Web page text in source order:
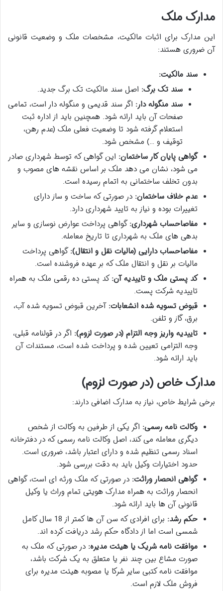
مدارک ملک
این مدارک برای اثبات مالکیت، مشخصات ملک و وضعیت قانونی
آن ضروری هستند:
سند مالکیت:
سند تک برگ: اصل سند مالکیت تک برگ جدید.
سند منگوله دار: اگر سند قدیمی و منگوله دار است، تمامی
صفحات آن باید ارائه شود. همچنین باید از اداره ثبت
استعلام گرفته شود تا وضعیت فعلی ملک (عدم رهن،
توقیف و …) مشخص شود.
گواهی پایان کار ساختمان: این گواهی که توسط شهرداری صادر
می شود، نشان می دهد ملک بر اساس نقشه های مصوب و
بدون تخلف ساختمانی به اتمام رسیده است.
عدم خلاف ساختمان: در صورتی که ساخت و ساز دارای
تغییرات بوده و نیاز به تایید شهرداری دارد.
مفاصاحساب شهرداری:گواهی پرداخت عوارض نوسازی و سایر
بدهی های ملک به شهرداری تا تاریخ معامله.
مفاصاحساب دارایی (مالیات نقل و انتقال):گواهی پرداخت
مالیات بر نقل و انتقال ملک که بر عهده فروشنده است.
کد پستی ملک و تاییدیه آن:کد پستی ده رقمی ملک به همراه
تاییدیه شرکت پست.
قبوض تسویه شده انشعابات: آخرین قبوض تسویه شده آب،
برق، گاز و تلفن.
تاییدیه واریز وجه التزام (در صورت لزوم): اگر در قولنامه قبلی،
وجه التزامی تعیین شده و پرداخت شده است، مستندات آن
باید ارائه شود.
مدارک خاص (در صورت لزوم)
برخی شرایط خاص، نیاز به مدارک اضافی دارند:
وکالت نامه رسمی: اگر یکی از طرفین به وکالت از شخص
دیگری معامله می کند، اصل وکالت نامه رسمی که در دفترخانه
اسناد رسمی تنظیم شده و دارای اعتبار باشد، ضروری است.
حدود اختیارات وکیل باید به دقت بررسی شود.
گواهی انحصار وراثت: در صورتی که ملک ورثه ای است، گواهی
انحصار وراثت به همراه مدارک هویتی تمام وراث یا وکیل
قانونی آن ها باید ارائه شود.
حکم رشد:
برای افرادی که سن آن ها کمتر از 18 سال کامل
شمسی است اما از دادگاه حکم رشد دریافت کرده اند.
موافقت نامه شریک یا هیئت مدیره: در صورتی که ملک به
صورت مشاع بین چند نفر یا متعلق به یک شرکت باشد،
موافقت نامه کتبی سایر شرکا یا مصوبه هیئت مدیره برای
فروش ملک لازم است.